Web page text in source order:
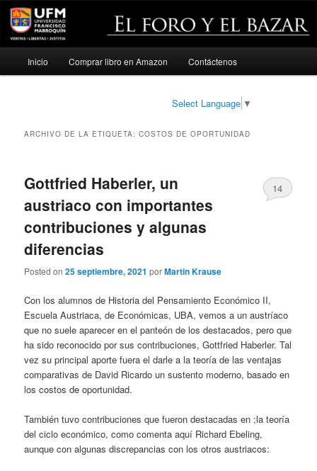
Ir
Ir
Inicio Comprar libro en Amazon Contáctenos
Select Language ▼
ARCHIVO DE LA ETIQUETA:COSTOS DE OPORTUNIDAD
Gottfried Haberler, un
austriaco con importantes
contribuciones y algunas
diferencias
Posted on25 septiembre, 2021 porMartin Krause
14
Con los alumnos de Historia del Pensamiento Económico II,
Escuela Austriaca, de Económicas, UBA, vemos a un austríaco
que no suele aparecer en el panteón de los destacados, pero que
ha sido reconocido por sus contribuciones, Gottfried Haberler. Tal
vez su principal aporte fuera el darle a la teoría de las ventajas
comparativas de David Ricardo un sustento moderno, basado en
los costos de oportunidad.
También tuvo contribuciones que fueron destacadas en ;la teoría
del ciclo económico, como comenta aquí Richard Ebeling,
aunque con algunas discrepancias con los otros austriacos: